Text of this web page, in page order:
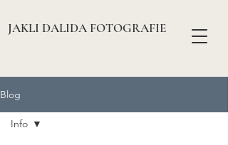
JAKLI DALIDA FOTOGRAFIE
Blog
Info